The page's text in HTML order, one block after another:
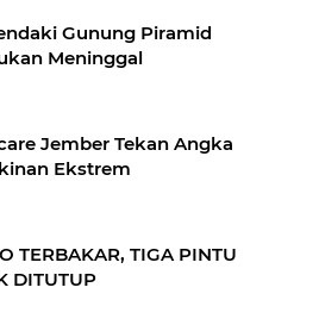
Gunung Piramid
Meninggal
Jember Tekan Angka
Ekstrem
TERBAKAR, TIGA PINTU
DITUTUP